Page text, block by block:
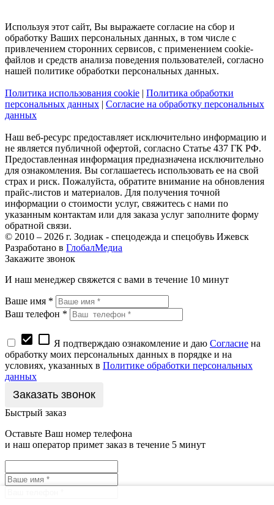
Используя этот сайт, Вы выражаете согласие на сбор и
обработку Ваших персональных данных, в том числе с
привлечением сторонних сервисов, с применением cookie-
файлов и средств анализа поведения пользователей, согласно
нашей политике обработки персональных данных.
Политика использования cookie | Политика обработки
персональных данных | Согласие на обработку персональных
данных
Наш веб-ресурс предоставляет исключительно информацию и
не является публичной офертой, согласно Статье 437 ГК РФ.
Предоставленная информация предназначена исключительно
для ознакомления. Вы соглашаетесь использовать ее на свой
страх и риск. Пожалуйста, обратите внимание на обновления
прайс-листов и материалов. Для получения точной
информации о стоимости услуг, свяжитесь с нами по
указанным контактам или для заказа услуг заполните форму
обратной связи.
© 2010 – 2026 г. Зодиак - спецодежда и спецобувь Ижевск
Разработано в ГлобалМедиа
Закажите звонок
И наш менеджер свяжется с вами в течение 10 минут
Ваше имя *
Ваш телефон *
check_box check_box_outline_blank Я подтверждаю ознакомление и даю Согласие на
обработку моих персональных данных в порядке и на
условиях, указанных в Политике обработки персональных
данных
Быстрый заказ
Оставьте Ваш номер телефона
и наш оператор примет заказ в течение 5 минут